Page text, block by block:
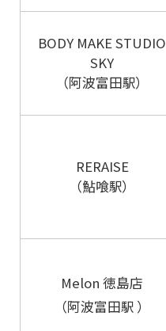
BODY MAKE STUDIO
SKY
（阿波富田駅）
RERAISE
（鮎喰駅）
Melon 徳島店
（阿波富田駅 ）